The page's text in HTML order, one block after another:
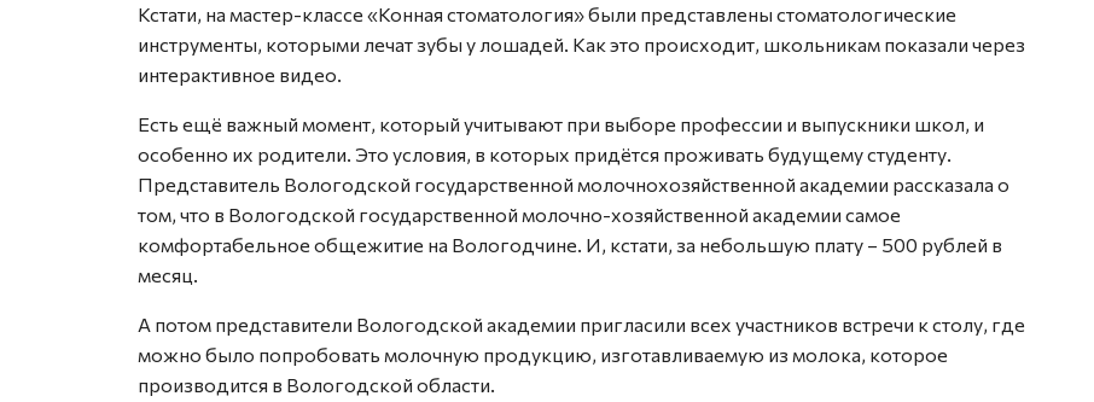
Кстати, на мастер-классе «Конная стоматология» были представлены стоматологические
инструменты, которыми лечат зубы у лошадей. Как это происходит, школьникам показали через
интерактивное видео.
Есть ещё важный момент, который учитывают при выборе профессии и выпускники школ, и
особенно их родители. Это условия, в которых придётся проживать будущему студенту.
Представитель Вологодской государственной молочнохозяйственной академии рассказала о
том, что в Вологодской государственной молочно-хозяйственной академии самое
комфортабельное общежитие на Вологодчине. И, кстати, за небольшую плату – 500 рублей в
месяц.
А потом представители Вологодской академии пригласили всех участников встречи к столу, где
можно было попробовать молочную продукцию, изготавливаемую из молока, которое
производится в Вологодской области.